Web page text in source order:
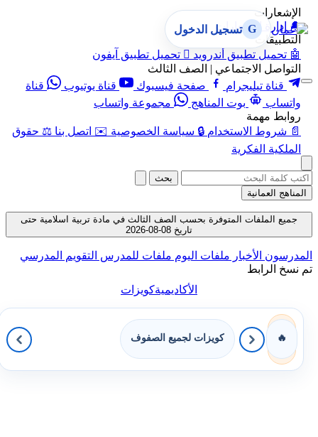
الإشعارات
🔔 إدارة الإشعارات
التطبيقات
🤖 تحميل تطبيق أندرويد  تحميل تطبيق آيفون
التواصل الاجتماعي | الصف الثالث
قناة تيليجرام
صفحة فيسبوك قناة يوتيوب
قناة
واتساب
بوت المناهج
مجموعة واتساب
روابط مهمة
📄 شروط الاستخدام 🔒 سياسة الخصوصية ✉️ اتصل بنا ⚖️ حقوق
الملكية الفكرية
G تسجيل الدخول
بحث
المناهج العمانية
جميع الملفات المتوفرة بحسب الصف الثالث في مادة تربية اسلامية حتى
تاريخ 08-08-2026
المدرسون الأخبار ملفات اليوم ملفات للمدرس التقويم المدرسي
تم نسخ الرابط
الأكاديميةكويزات
🔥 كويزات لجميع الصفوف